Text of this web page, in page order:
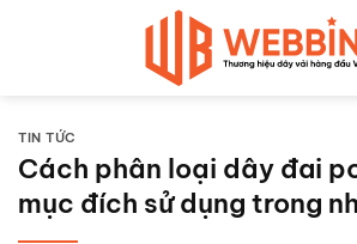
TIN TỨC
Cách phân loại dây đai
mục đích sử dụng trong